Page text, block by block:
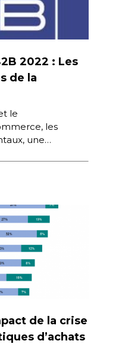
2022 : Les
de la
le
les
une
de la crise
d’achats